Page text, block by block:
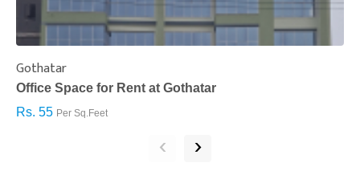
Gothatar
Office Space for Rent at Gothatar
Rs. 55 Per Sq.Feet
‹ ›